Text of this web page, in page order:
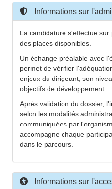
Informations sur
La candidature s'effectue
des places disponibles.
Un échange préalable avec
permet de vérifier
enjeux du dirigeant, son
objectifs de développement.
Après validation du dossier,
selon les modalités
communiquées par
accompagne chaque
dans le parcours.
Informations sur